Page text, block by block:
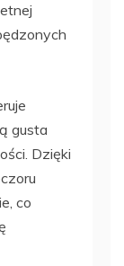
gusta
Dzięki
co